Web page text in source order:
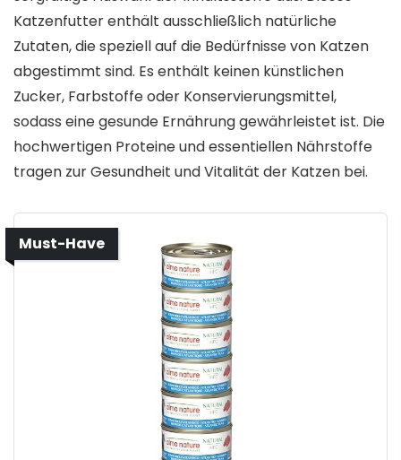
Katzenfutter enthält ausschließlich natürliche
Zutaten, die speziell auf die Bedürfnisse von Katzen
abgestimmt sind. Es enthält keinen künstlichen
Zucker, Farbstoffe oder Konservierungsmittel,
sodass eine gesunde Ernährung gewährleistet ist. Die
hochwertigen Proteine und essentiellen Nährstoffe
tragen zur Gesundheit und Vitalität der Katzen bei.
Must-Have